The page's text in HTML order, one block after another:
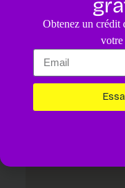
Un diagnostic
Obtenez un crédit
votre